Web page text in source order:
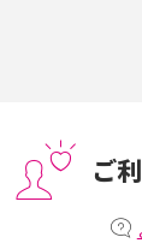
非通知設定とは？
iPhone・Android
ご